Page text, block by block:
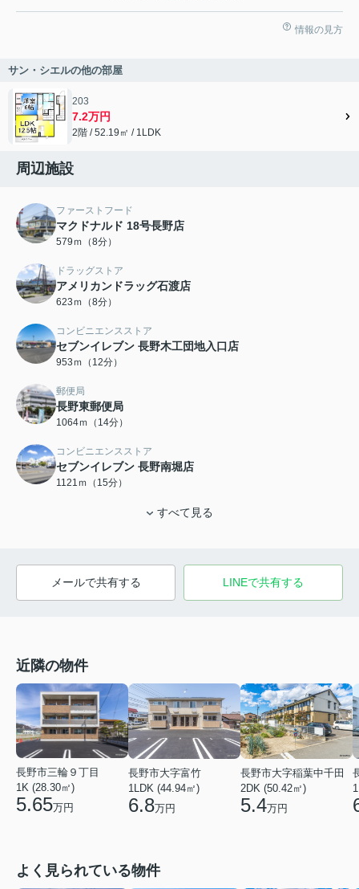
情報の見方
サン・シエルの他の部屋
203
7.2万円
2階 / 52.19㎡ / 1LDK
周辺施設
ファーストフード
マクドナルド 18号長野店
579ｍ（8分）
ドラッグストア
アメリカンドラッグ石渡店
623ｍ（8分）
コンビニエンスストア
セブンイレブン 長野木工団地入口店
953ｍ（12分）
郵便局
長野東郵便局
1064ｍ（14分）
コンビニエンスストア
セブンイレブン 長野南堀店
1121ｍ（15分）
すべて見る
メールで共有する LINEで共有する
近隣の物件
長野市三輪９丁目
1K (28.30㎡)
5.65万円
長野市大字富竹
1LDK (44.94㎡)
6.8万円
長野市大字稲葉中千田
2DK (50.42㎡)
5.4万円
よく見られている物件